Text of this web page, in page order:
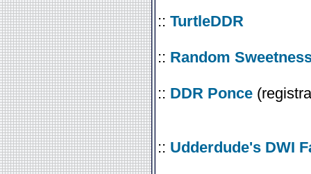
:: TurtleDDR
:: Random
:: DDR Ponce
:: Udderdude's DWI